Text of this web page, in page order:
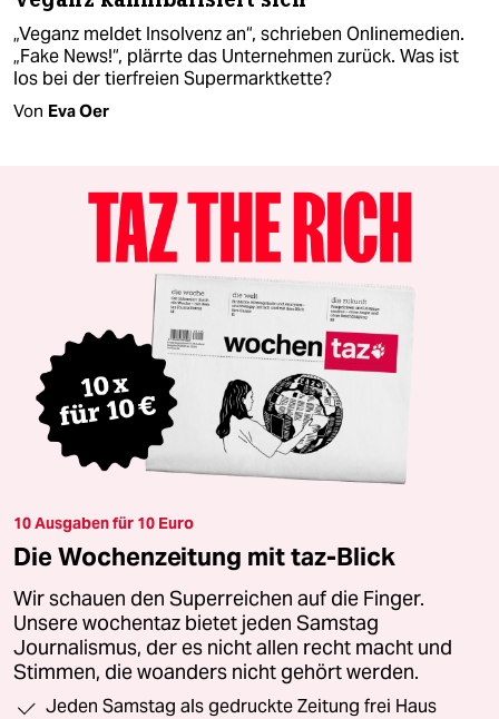
„Veganz meldet Insolvenz an“, schrieben Onlinemedien.
„Fake News!“, plärrte das Unternehmen zurück. Was ist
los bei der tierfreien Supermarktkette?
Von Eva Oer
10 Ausgaben für 10 Euro
Die Wochenzeitung mit taz-Blick
Wir schauen den Superreichen auf die Finger.
Unsere wochentaz bietet jeden Samstag
Journalismus, der es nicht allen recht macht und
Stimmen, die woanders nicht gehört werden.
Jeden Samstag als gedruckte Zeitung frei Haus